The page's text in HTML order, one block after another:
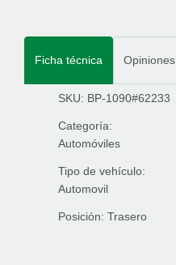
Ficha técnica Opiniones
SKU: BP-1090#62233
Categoría:
Automóviles
Tipo de vehículo:
Automovil
Posición: Trasero